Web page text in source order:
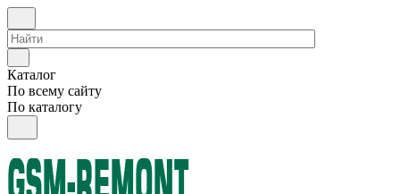
Каталог
По всему сайту
По каталогу